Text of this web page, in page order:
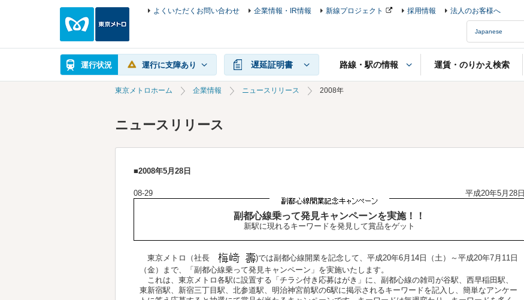
運行状況 運行に支障あり 遅延証明書 路線・駅の情報 運賃・のりかえ検索
よくいただくお問い合わせ 企業情報・IR情報 新線プロジェクト 採用情報 法人のお客様へ
東京メトロホーム 企業情報 ニュースリリース 2008年
ニュースリリース
■2008年5月28日
08-29 平成20年5月28日
副都心線乗って発見キャンペーンを実施！！
新駅に現れるキーワードを発見して賞品をゲット
東京メトロ（社長
)では副都心線開業を記念して、平成20年6月14日（土）～平成20年7月11日
（金）まで、「副都心線乗って発見キャンペーン」を実施いたします。
これは、東京メトロ各駅に設置する「チラシ付き応募はがき」に、副都心線の雑司が谷駅、西早稲田駅、
東新宿駅、新宿三丁目駅、北参道駅、明治神宮前駅の6駅に掲示されるキーワードを記入し、簡単なアンケー